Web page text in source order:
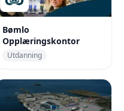
Bømlo
Opplæringskontor
Utdanning